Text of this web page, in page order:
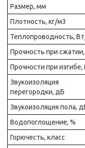
Размер, мм
Плотность, кг/м3
Теплопроводность,
Прочность при
Прочности при
Звукоизоляция
перегородки, дБ
Звукоизоляция пола,
Водопоглощение, %
Горючесть, класс